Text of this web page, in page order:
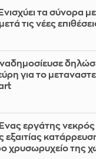
τα σύνορα
τις νέες
για το
εργάτης νεκρός
εξαιτίας
χρυσωρυχείο της